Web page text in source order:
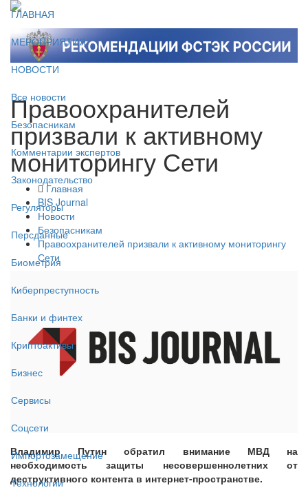
ГЛАВНАЯ
МЕРОПРИЯТИЯ
НОВОСТИ
Все новости
Безопасникам
Комментарии экспертов
Законодательство
Регуляторы
Персданные
Биометрия
Киберпреступность
Банки и финтех
Криптоактивы
Бизнес
Сервисы
Соцсети
Импортозамещение
Технологии
Правоохранителей
призвали к активному
мониторингу Сети
Главная
BIS Journal
Новости
Безопасникам
Правоохранителей призвали к активному мониторингу
Сети
Владимир Путин обратил внимание МВД на
необходимость защиты несовершеннолетних от
деструктивного контента в интернет-пространстве.